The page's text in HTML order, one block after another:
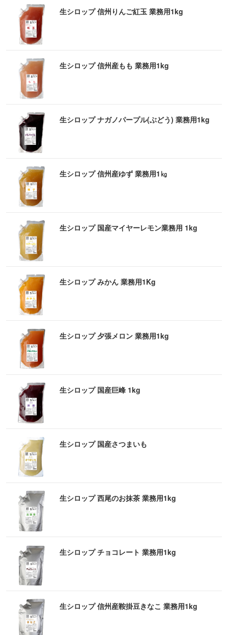
生シロップ 信州りんご紅玉 業務用1kg
生シロップ 信州産もも 業務用1kg
生シロップ ナガノパープル(ぶどう) 業務用1kg
生シロップ 信州産ゆず 業務用1㎏
生シロップ 国産マイヤーレモン業務用 1kg
生シロップ みかん 業務用1Kg
生シロップ 夕張メロン 業務用1kg
生シロップ 国産巨峰 1kg
生シロップ 国産さつまいも
生シロップ 西尾のお抹茶 業務用1kg
生シロップ チョコレート 業務用1kg
生シロップ 信州産鞍掛豆きなこ 業務用1kg